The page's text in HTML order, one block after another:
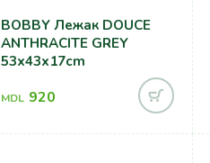
BOBBY Лежак DOUCE
ANTHRACITE GREY
53x43x17cm
MDL 920